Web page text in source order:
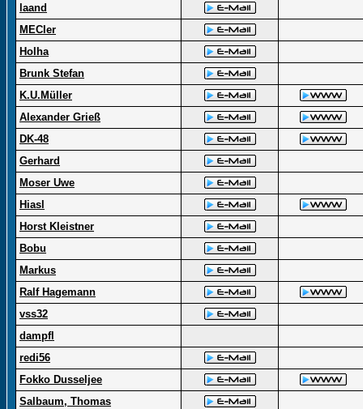
laand
MECler
Holha
Brunk Stefan
K.U.Müller
Alexander Grieß
DK-48
Gerhard
Moser Uwe
Hiasl
Horst Kleistner
Bobu
Markus
Ralf Hagemann
vss32
dampfl
redi56
Fokko Dusseljee
Salbaum, Thomas